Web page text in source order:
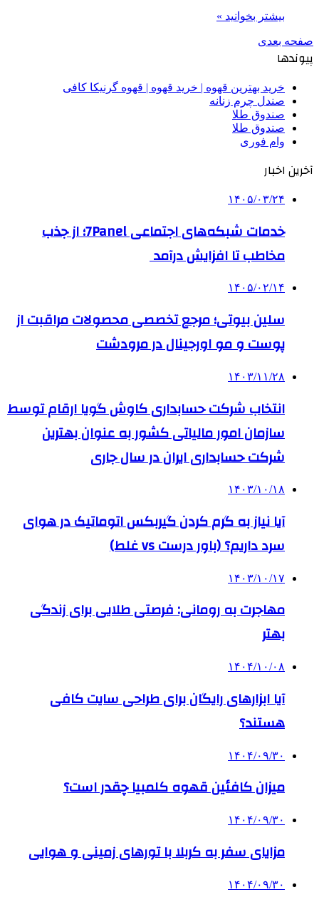
بیشتر بخوانید »
صفحه بعدی
پیوندها
خرید بهترین قهوه | خرید قهوه | قهوه گرنیکا کافی
صندل چرم زنانه
صندوق طلا
صندوق طلا
وام فوری
آخرین اخبار
۱۴۰۵/۰۳/۲۴
خدمات شبکه‌های اجتماعی 7Panel؛ از جذب
مخاطب تا افزایش درآمد
۱۴۰۵/۰۲/۱۴
سلین بیوتی؛ مرجع تخصصی محصولات مراقبت از
پوست و مو اورجینال در مرودشت
۱۴۰۳/۱۱/۲۸
انتخاب شرکت حسابداری کاوش گویا ارقام توسط
سازمان امور مالیاتی کشور به عنوان بهترین
شرکت حسابداری ایران در سال جاری
۱۴۰۳/۱۰/۱۸
آیا نیاز به گرم کردن گیربکس اتوماتیک در هوای
سرد داریم؟ (باور درست vs غلط)
۱۴۰۳/۱۰/۱۷
مهاجرت به رومانی: فرصتی طلایی برای زندگی
بهتر
۱۴۰۴/۱۰/۰۸
آیا ابزارهای رایگان برای طراحی سایت کافی
هستند؟
۱۴۰۴/۰۹/۳۰
میزان کافئین قهوه کلمبیا چقدر است؟
۱۴۰۴/۰۹/۳۰
مزایای سفر به کربلا با تورهای زمینی و هوایی
۱۴۰۴/۰۹/۳۰